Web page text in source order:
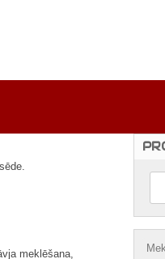
meklēšana,